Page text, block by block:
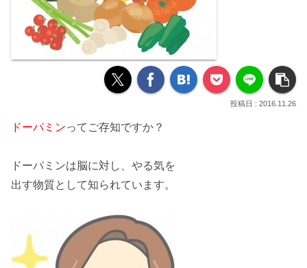
2016.11.26
ドーパミンってご存知ですか？
ドーパミンは 脳に対し、 やる気を
出す物質として知られています。